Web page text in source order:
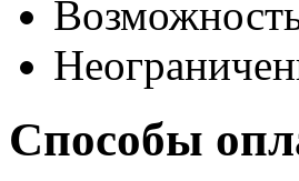
Способы